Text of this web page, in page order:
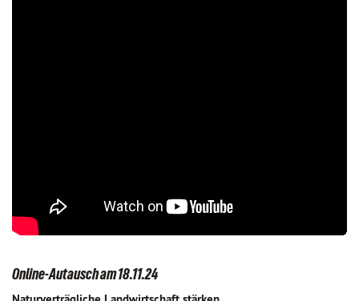
Online-Autausch am 18.11.24